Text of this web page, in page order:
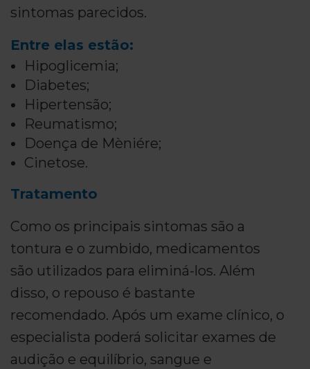
sintomas parecidos.
Entre elas estão:
Hipoglicemia;
Diabetes;
Hipertensão;
Reumatismo;
Doença de Mèniére;
Cinetose.
Tratamento
Como os principais sintomas são a
tontura e o zumbido, medicamentos
são utilizados para eliminá-los. Além
disso, o repouso é bastante
recomendado. Após um exame clínico, o
especialista poderá solicitar exames de
audição e equilíbrio, sangue e